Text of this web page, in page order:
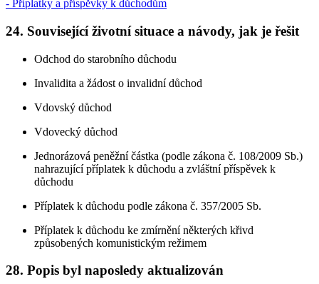
- Příplatky a příspěvky k důchodům
24. Související životní situace a návody, jak je řešit
Odchod do starobního důchodu
Invalidita a žádost o invalidní důchod
Vdovský důchod
Vdovecký důchod
Jednorázová peněžní částka (podle zákona č. 108/2009 Sb.)
nahrazující příplatek k důchodu a zvláštní příspěvek k
důchodu
Příplatek k důchodu podle zákona č. 357/2005 Sb.
Příplatek k důchodu ke zmírnění některých křivd
způsobených komunistickým režimem
28. Popis byl naposledy aktualizován